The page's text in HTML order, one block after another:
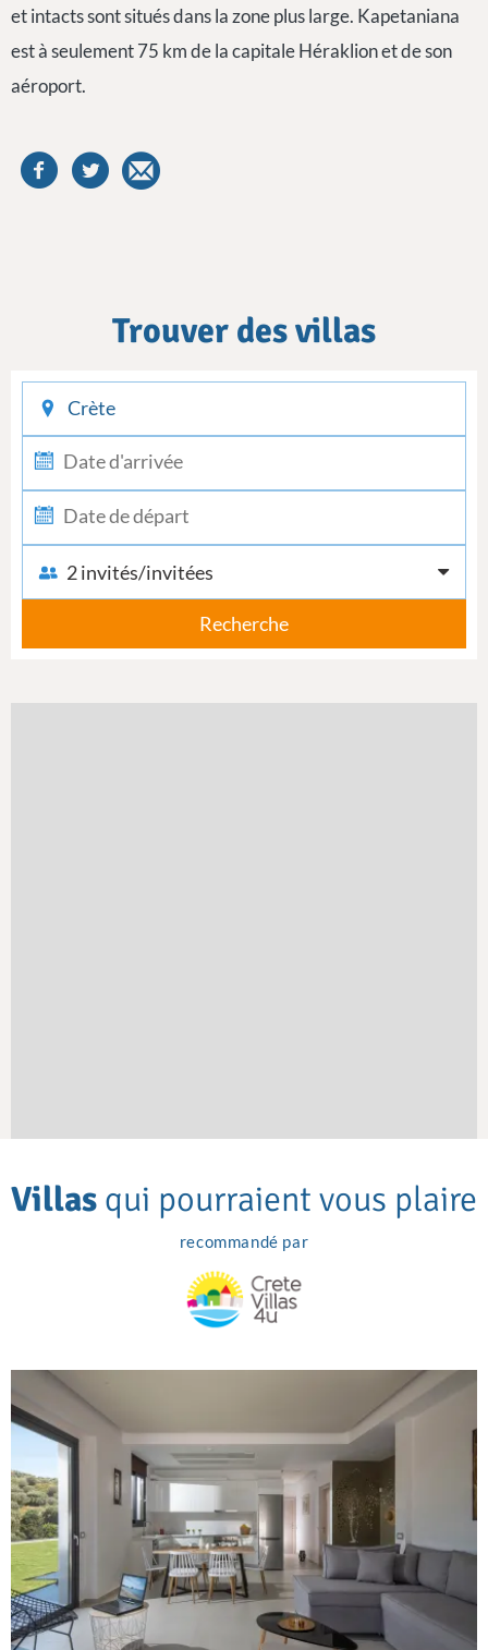
et intacts sont situés dans la zone plus large. Kapetaniana
est à seulement 75 km de la capitale Héraklion et de son
aéroport.
Trouver des villas
2 invités/invitées
Recherche
Villas qui pourraient vous plaire
recommandé par